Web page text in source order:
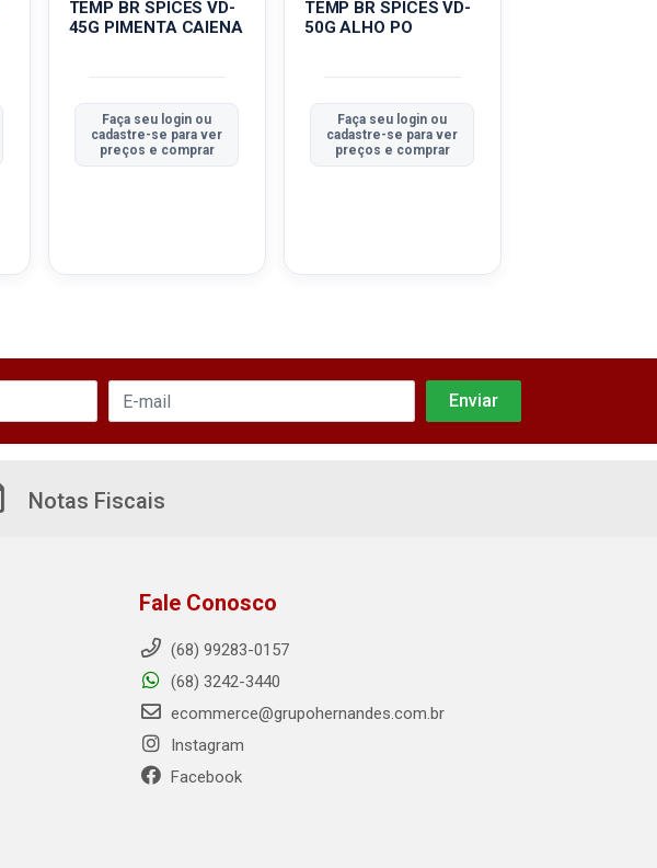
TEMP BR SPICES VD-
45G PIMENTA CAIENA
Faça seu login ou
cadastre-se para ver
preços e comprar
TEMP BR SPICES VD-
50G ALHO PO
Faça seu login ou
cadastre-se para ver
preços e comprar
Notas Fiscais
Fale Conosco
(68) 99283-0157
(68) 3242-3440
ecommerce@grupohernandes.com.br
Instagram
Facebook